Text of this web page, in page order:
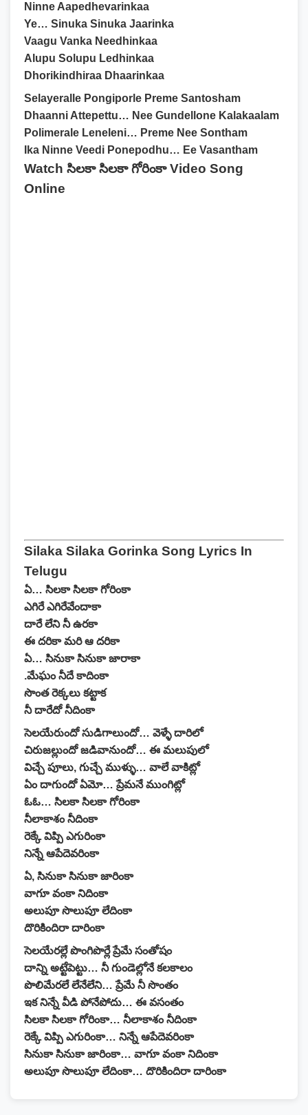
Ninne Aapedhevarinkaa
Ye… Sinuka Sinuka Jaarinka
Vaagu Vanka Needhinkaa
Alupu Solupu Ledhinkaa
Dhorikindhiraa Dhaarinkaa
Selayeralle Pongiporle Preme Santosham
Dhaanni Attepettu… Nee Gundellone Kalakaalam
Polimerale Leneleni… Preme Nee Sontham
Ika Ninne Veedi Ponepodhu… Ee Vasantham
Watch సిలకా సిలకా గోరింకా Video Song
Online
Silaka Silaka Gorinka Song Lyrics In
Telugu
ఏ… సిలకా సిలకా గోరింకా
ఎగిరే ఎగిరేవేందాకా
దారే లేని నీ ఉరకా
ఈ దరికా మరి ఆ దరికా
ఏ… సినుకా సినుకా జారాకా
.మేఘం నీదే కాదింకా
సొంత రెక్కలు కట్టాక
నీ దారేదో నీదింకా
సెలయేరుందో సుడిగాలుందో… వెళ్ళే దారిలో
చిరుజల్లుందో జడివానుందో… ఈ మలుపులో
విచ్చే పూలు, గుచ్చే ముళ్ళు… వాలే వాకిట్లో
ఏం దాగుందో ఏమో… ప్రేమనే ముంగిట్లో
ఓఓ… సిలకా సిలకా గోరింకా
నీలాకాశం నీదింకా
రెక్కే విప్పి ఎగురింకా
నిన్నే ఆపేదెవరింకా
ఏ, సినుకా సినుకా జారింకా
వాగూ వంకా నిదింకా
అలుపూ సొలుపూ లేదింకా
దొరికిందిరా దారింకా
సెలయేరల్లే పొంగిపొర్లే ప్రేమే సంతోషం
దాన్ని అట్టేపెట్టు… నీ గుండెల్లోనే కలకాలం
పొలిమేరలే లేనేలేని… ప్రేమే నీ సొంతం
ఇక నిన్నే వీడి పోనేపోదు… ఈ వసంతం
సిలకా సిలకా గోరింకా… నీలాకాశం నీదింకా
రెక్కే విప్పి ఎగురింకా… నిన్నే ఆపేదెవరింకా
సినుకా సినుకా జారింకా… వాగూ వంకా నిదింకా
అలుపూ సొలుపూ లేదింకా… దొరికిందిరా దారింకా